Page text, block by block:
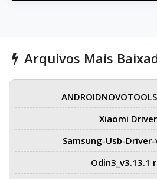
Arquivos Mais
Xiaomi Driver
Samsung-Usb-Driver-
Odin3_v3.13.1